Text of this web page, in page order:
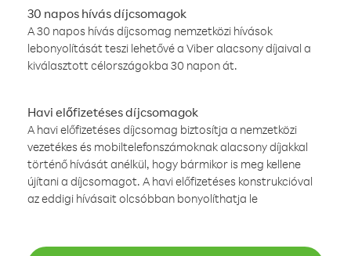
30 napos hívás díjcsomagok
A 30 napos hívás díjcsomag nemzetközi hívások
lebonyolítását teszi lehetővé a Viber alacsony díjaival a
kiválasztott célországokba 30 napon át.
Havi előfizetéses díjcsomagok
A havi előfizetéses díjcsomag biztosítja a nemzetközi
vezetékes és mobiltelefonszámoknak alacsony díjakkal
történő hívását anélkül, hogy bármikor is meg kellene
újítani a díjcsomagot. A havi előfizetéses konstrukcióval
az eddigi hívásait olcsóbban bonyolíthatja le